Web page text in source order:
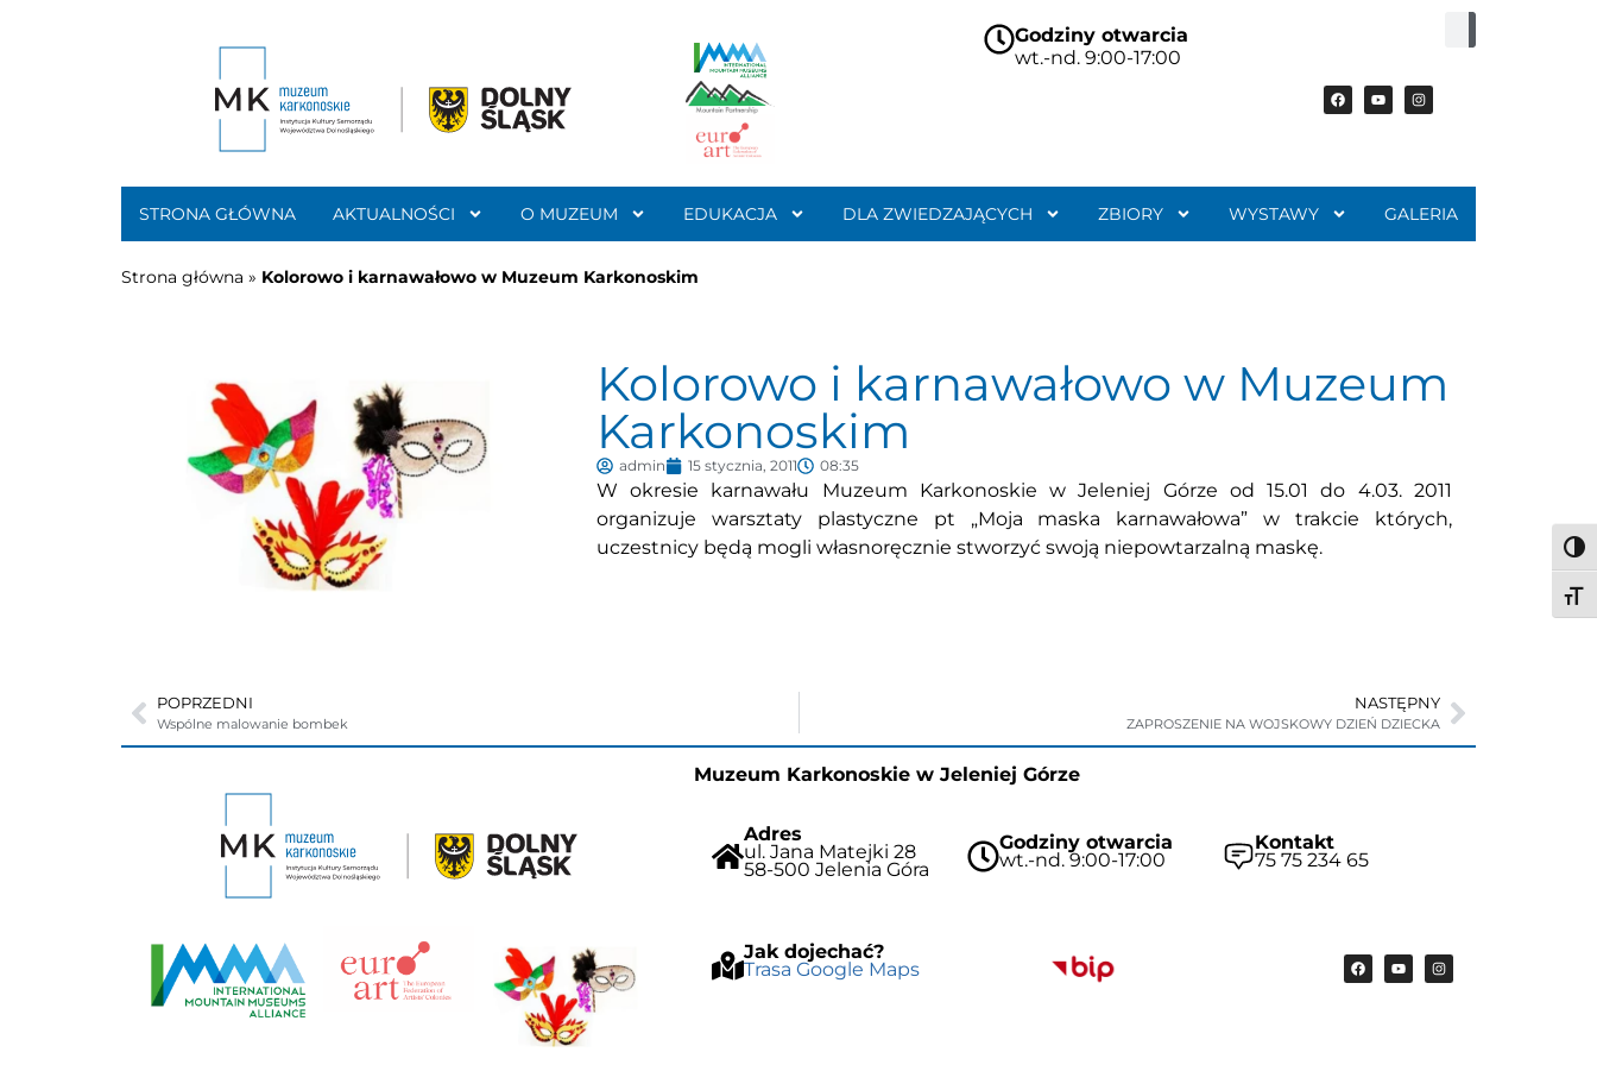
Godziny otwarcia
wt.-nd. 9:00-17:00
STRONA GŁÓWNA AKTUALNOŚCI O MUZEUM EDUKACJA DLA ZWIEDZAJĄCYCH ZBIORY WYSTAWY GALERIA
Strona główna » Kolorowo i karnawałowo w Muzeum Karkonoskim
Kolorowo i karnawałowo w Muzeum
Karkonoskim
admin 15 stycznia, 2011 08:35
W okresie karnawału Muzeum Karkonoskie w Jeleniej Górze od 15.01 do 4.03. 2011
organizuje warsztaty plastyczne pt „Moja maska karnawałowa” w trakcie których,
uczestnicy będą mogli własnoręcznie stworzyć swoją niepowtarzalną maskę.
POPRZEDNI
Wspólne malowanie bombek
NASTĘPNY
ZAPROSZENIE NA WOJSKOWY DZIEŃ DZIECKA
Muzeum Karkonoskie w Jeleniej Górze
Adres
ul. Jana Matejki 28
58-500 Jelenia Góra
Godziny otwarcia
wt.-nd. 9:00-17:00
Kontakt
75 75 234 65
Jak dojechać?
Trasa Google Maps